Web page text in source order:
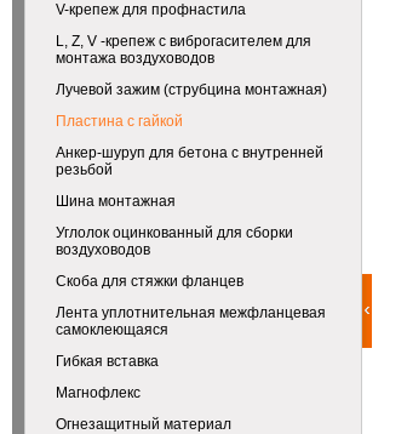
V-крепеж для профнастила
L, Z, V -крепеж с виброгасителем для
монтажа воздуховодов
Лучевой зажим (струбцина монтажная)
Пластина с гайкой
Анкер-шуруп для бетона с внутренней
резьбой
Шина монтажная
Углолок оцинкованный для сборки
воздуховодов
Скоба для стяжки фланцев
Лента уплотнительная межфланцевая
самоклеющаяся
Гибкая вставка
Магнофлекс
Огнезащитный материал